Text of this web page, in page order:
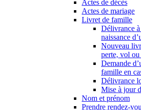
Actes de décès
Actes de mariage
Livret de famille
Délivrance à
naissance
Nouveau
perte, vol
Demande
famille en
Délivrance
Mise à jour
Nom et prénom
Prendre rendez-